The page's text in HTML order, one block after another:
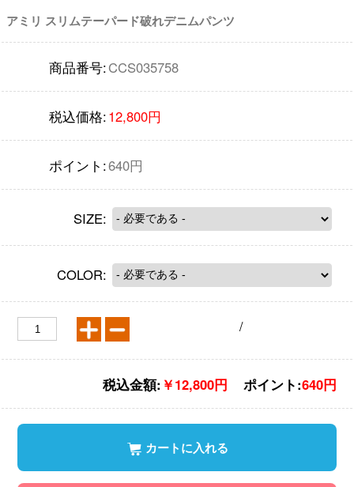
アミリ スリムテーパード破れデニムパンツ
商品番号:CCS035758
税込価格:12,800円
ポイント:640円
SIZE:
COLOR:
/
税込金額: ￥12,800円 ポイント:640円
カートに入れる